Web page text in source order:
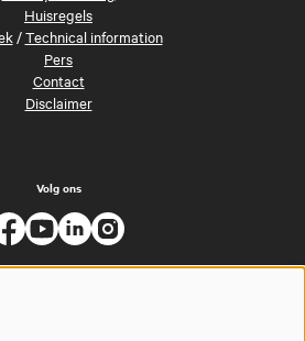
Huisregels
/Technical information
Pers
Contact
Disclaimer
Volg ons